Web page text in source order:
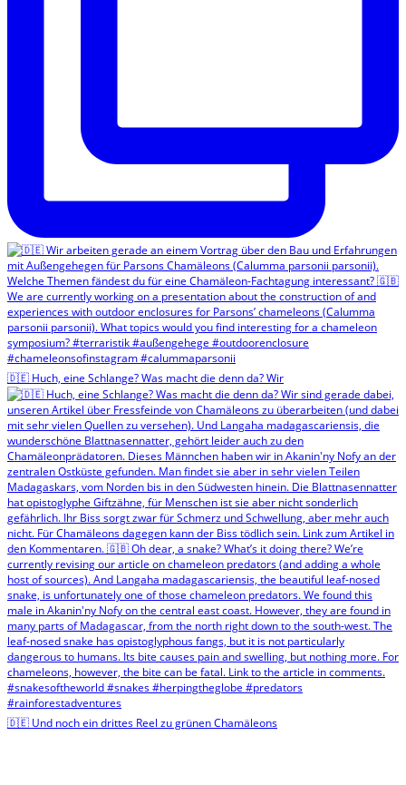
🇩🇪 Huch, eine Schlange? Was macht die denn da? Wir
🇩🇪 Und noch ein drittes Reel zu grünen Chamäleons